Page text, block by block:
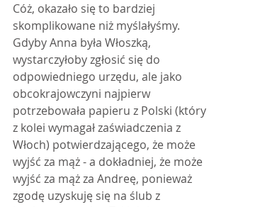
Cóż, okazało się to bardziej
skomplikowane niż myślałyśmy.
Gdyby Anna była Włoszką,
wystarczyłoby zgłosić się do
odpowiedniego urzędu, ale jako
obcokrajowczyni najpierw
potrzebowała papieru z Polski (który
z kolei wymagał zaświadczenia z
Włoch) potwierdzającego, że może
wyjść za mąż - a dokładniej, że może
wyjść za mąż za Andreę, ponieważ
zgodę uzyskuję się na ślub z